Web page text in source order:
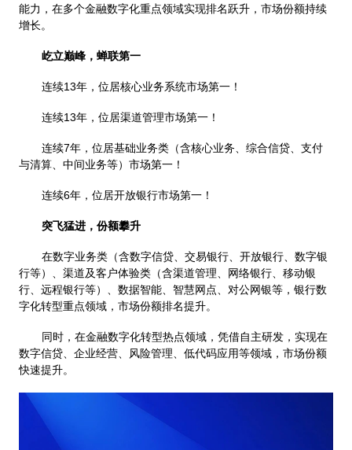
能力，在多个金融数字化重点领域实现排名跃升，市场份额持续
增长。
屹立巅峰，蝉联第一
连续13年，位居核心业务系统市场第一！
连续13年，位居渠道管理市场第一！
连续7年，位居基础业务类（含核心业务、综合信贷、支付
与清算、中间业务等）市场第一！
连续6年，位居开放银行市场第一！
突飞猛进，份额攀升
在数字业务类（含数字信贷、交易银行、开放银行、数字银
行等）、渠道及客户体验类（含渠道管理、网络银行、移动银
行、远程银行等）、数据智能、智慧网点、对公网银等，银行数
字化转型重点领域，市场份额排名提升。
同时，在金融数字化转型热点领域，凭借自主研发，实现在
数字信贷、企业经营、风险管理、低代码应用等领域，市场份额
快速提升。